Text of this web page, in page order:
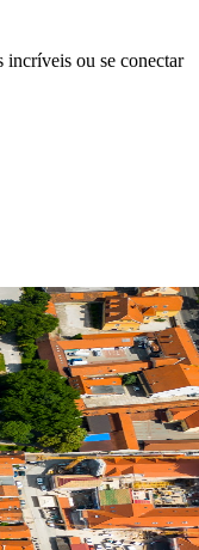
incríveis ou se conectar